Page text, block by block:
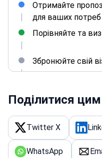
Отримайте
для ваших
Порівняйте та
Збронюйте свій
клініці. Комісія
Лікар-
зв'язку з вами 24/
завершення
забезпечуючи
Поділитися
Twitter X
WhatsApp